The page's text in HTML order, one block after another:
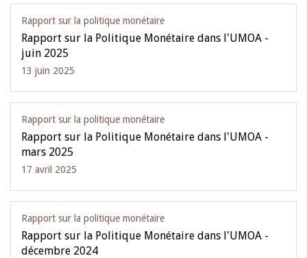
Rapport sur la politique monétaire
Rapport sur la Politique Monétaire dans l'UMOA -
juin 2025
13 juin 2025
Rapport sur la politique monétaire
Rapport sur la Politique Monétaire dans l'UMOA -
mars 2025
17 avril 2025
Rapport sur la politique monétaire
Rapport sur la Politique Monétaire dans l'UMOA -
décembre 2024